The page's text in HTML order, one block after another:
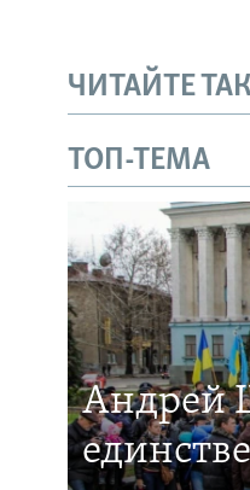
ЧИТАЙТЕ
ТОП-ТЕМА
Андрей